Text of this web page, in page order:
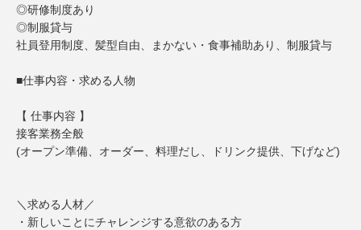
◎研修制度あり
◎制服貸与
社員登用制度、髪型自由、まかない・食事補助あり、制服貸与
■仕事内容・求める人物
【 仕事内容 】
接客業務全般
(オープン準備、オーダー、料理だし、ドリンク提供、下げなど)
＼求める人材／
・新しいことにチャレンジする意欲のある方